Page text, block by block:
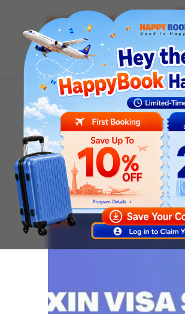
Airline tickets Hotel Visa
Homepage News Visa news
Visa news
Xin Visa Sang
Nghiệm Đậu